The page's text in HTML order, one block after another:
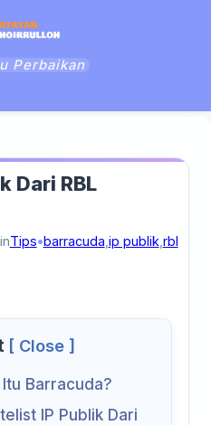
Perbaikan
Dari RBL
inTips barracuda ip publik rbl
[ Close ]
Barracuda?
IP Publik Dari